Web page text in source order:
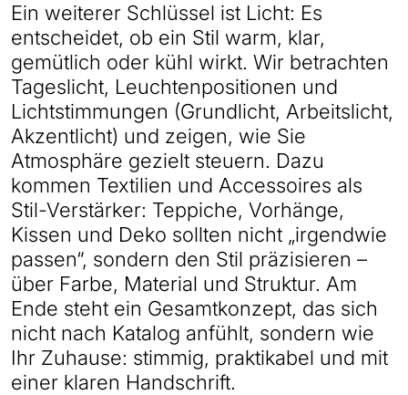
Ein weiterer Schlüssel ist Licht: Es
entscheidet, ob ein Stil warm, klar,
gemütlich oder kühl wirkt. Wir betrachten
Tageslicht, Leuchtenpositionen und
Lichtstimmungen (Grundlicht, Arbeitslicht,
Akzentlicht) und zeigen, wie Sie
Atmosphäre gezielt steuern. Dazu
kommen Textilien und Accessoires als
Stil-Verstärker: Teppiche, Vorhänge,
Kissen und Deko sollten nicht „irgendwie
passen“, sondern den Stil präzisieren –
über Farbe, Material und Struktur. Am
Ende steht ein Gesamtkonzept, das sich
nicht nach Katalog anfühlt, sondern wie
Ihr Zuhause: stimmig, praktikabel und mit
einer klaren Handschrift.